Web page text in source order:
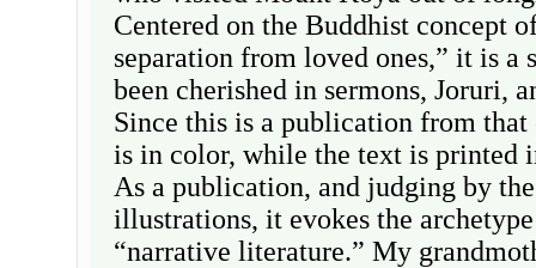
Centered on the Buddhist concept
separation from loved ones,” it is a
been cherished in sermons, Joruri,
Since this is a publication from
is in color, while the text is printed
As a publication, and judging by
illustrations, it evokes the archetype
“narrative literature.” My